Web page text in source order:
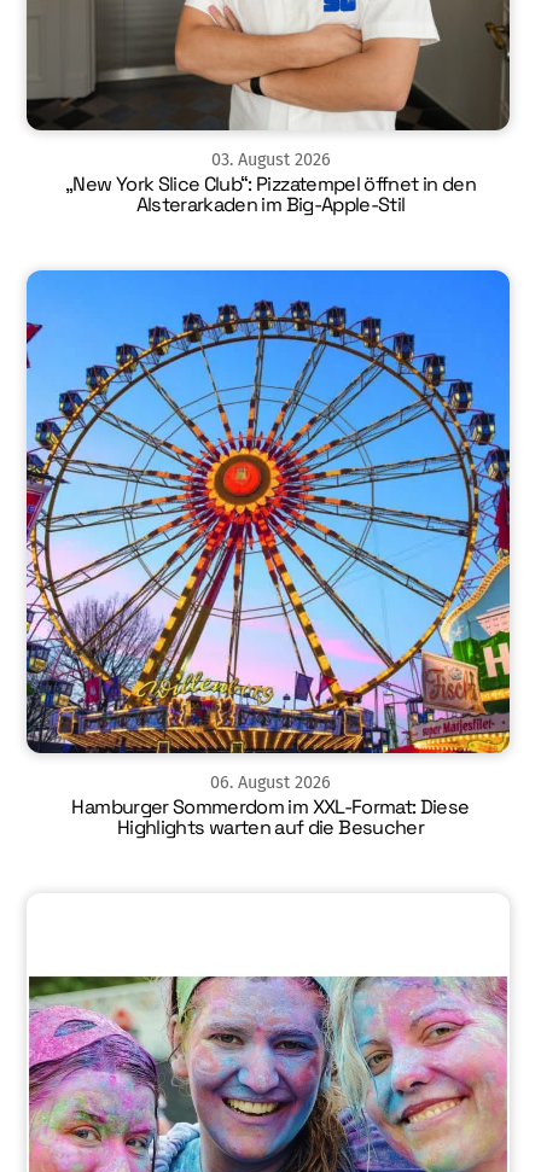
03. August 2026
„New York Slice Club“: Pizzatempel öffnet in den
Alsterarkaden im Big-Apple-Stil
06. August 2026
Hamburger Sommerdom im XXL-Format: Diese
Highlights warten auf die Besucher